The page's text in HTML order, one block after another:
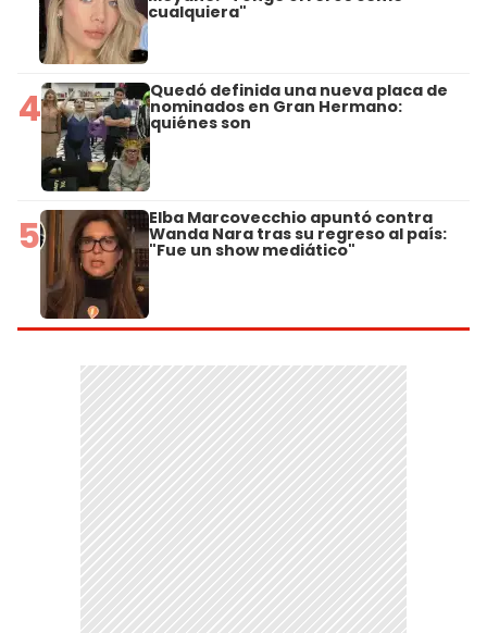
cualquiera"
4 Quedó definida una nueva placa de
nominados en Gran Hermano:
quiénes son
5 Elba Marcovecchio apuntó contra
Wanda Nara tras su regreso al país:
"Fue un show mediático"